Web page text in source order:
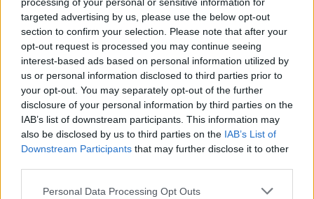
targeted advertising by us, please use the below opt-out
section to confirm your selection. Please note that after your
opt-out request is processed you may continue seeing
interest-based ads based on personal information utilized by
us or personal information disclosed to third parties prior to
your opt-out. You may separately opt-out of the further
disclosure of your personal information by third parties on the
IAB’s list of downstream participants. This information may
also be disclosed by us to third parties on the IAB’s List of
Downstream Participants that may further disclose it to other
Personal Data Processing Opt Outs
dalin pamjet nga
ceremonia “mbretërore”
në Maldive (FOTO LAJM)
19:29 / 22/02/2022
bëjë nostalgjikë (FOTO
LAJM)
schedule 13:37 / 14/09/2021
të fundit
Rodri refuzoi Real Madridin
dhe zgjodhi Barcelonën,
zbardhen tri arsyet e vendimit
Arsenali heq dorë nga Vinicius
Jr., synon me vendosmëri